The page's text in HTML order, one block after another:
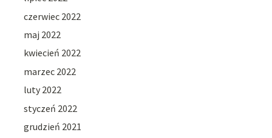
czerwiec 2022
maj 2022
kwiecień 2022
marzec 2022
luty 2022
styczeń 2022
grudzień 2021